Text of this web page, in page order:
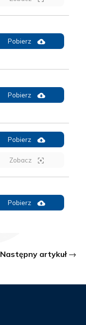
Pobierz
Pobierz
Pobierz
Zobacz
Pobierz
Następny artykuł